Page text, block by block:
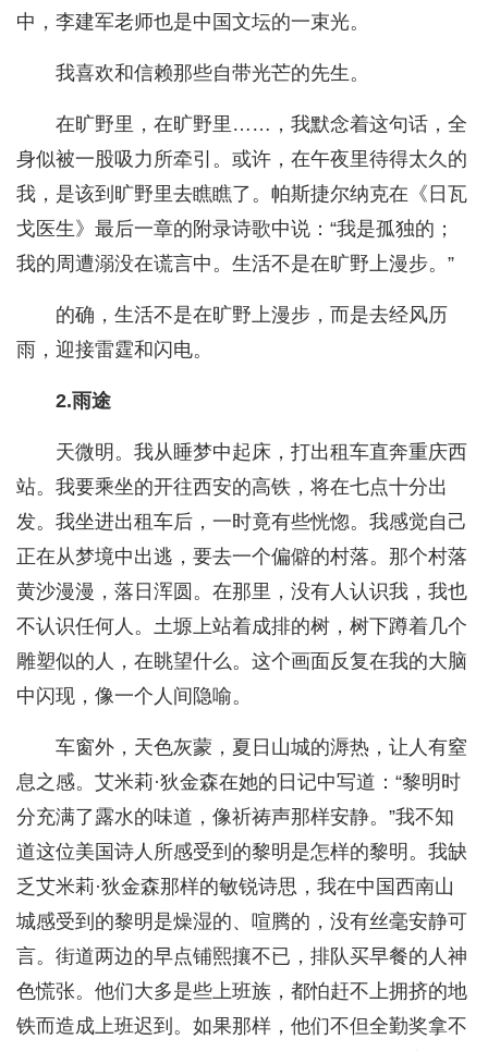
中，李建军老师也是中国文坛的一束光。
我喜欢和信赖那些自带光芒的先生。
在旷野里，在旷野里……，我默念着这句话，全
身似被一股吸力所牵引。或许，在午夜里待得太久的
我，是该到旷野里去瞧瞧了。帕斯捷尔纳克在《日瓦
戈医生》最后一章的附录诗歌中说：“我是孤独的；
我的周遭溺没在谎言中。生活不是在旷野上漫步。”
的确，生活不是在旷野上漫步，而是去经风历
雨，迎接雷霆和闪电。
2.雨途
天微明。我从睡梦中起床，打出租车直奔重庆西
站。我要乘坐的开往西安的高铁，将在七点十分出
发。我坐进出租车后，一时竟有些恍惚。我感觉自己
正在从梦境中出逃，要去一个偏僻的村落。那个村落
黄沙漫漫，落日浑圆。在那里，没有人认识我，我也
不认识任何人。土塬上站着成排的树，树下蹲着几个
雕塑似的人，在眺望什么。这个画面反复在我的大脑
中闪现，像一个人间隐喻。
车窗外，天色灰蒙，夏日山城的溽热，让人有窒
息之感。艾米莉·狄金森在她的日记中写道：“黎明时
分充满了露水的味道，像祈祷声那样安静。”我不知
道这位美国诗人所感受到的黎明是怎样的黎明。我缺
乏艾米莉·狄金森那样的敏锐诗思，我在中国西南山
城感受到的黎明是燥湿的、喧腾的，没有丝毫安静可
言。街道两边的早点铺熙攘不已，排队买早餐的人神
色慌张。他们大多是些上班族，都怕赶不上拥挤的地
铁而造成上班迟到。如果那样，他们不但全勤奖拿不